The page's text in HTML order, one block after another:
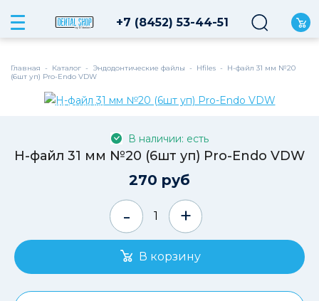
Главная - Каталог - Эндодонтические файлы - Hfiles -
Н-файл 31 мм №20
(6шт уп) Pro-Endo VDW
В наличии на складе
В наличии: есть
Н-файл 31 мм №20 (6шт уп) Pro-Endo VDW
270 руб
- +
+7 (8452) 53-44-51